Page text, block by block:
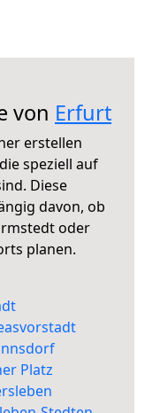
von Erfurt
erstellen
speziell auf
Diese
davon, ob
oder
planen.
Platz